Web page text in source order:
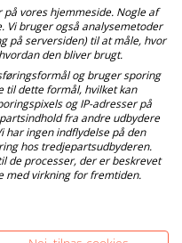
vores hjemmeside. Nogle af
Vi bruger også analysemetoder
på serversiden) til at måle, hvor
den bliver brugt.
og bruger sporing
til dette formål, hvilket kan
og IP-adresser på
fra andre udbydere
har ingen indflydelse på den
hos tredjepartsudbyderen.
de processer, der er beskrevet
med virkning for fremtiden.